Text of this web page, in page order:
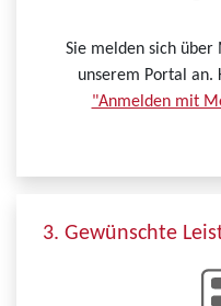
Sie melden sich
unserem Portal an.
"Anmelden mit
3. Gewünschte